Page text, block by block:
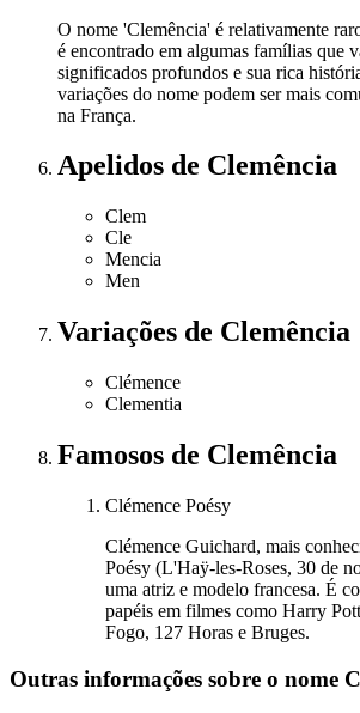
O nome 'Clemência' é relativamente
é encontrado em algumas famílias que
significados profundos e sua rica
variações do nome podem ser mais
na França.
Apelidos de Clemência
Clem
Cle
Mencia
Men
Variações de Clemência
Clémence
Clementia
Famosos de Clemência
Clémence Poésy
Clémence Guichard, mais
Poésy (L'Haÿ-les-Roses, 30 de
uma atriz e modelo francesa. É
papéis em filmes como Harry
Fogo, 127 Horas e Bruges.
Outras informações sobre o nome